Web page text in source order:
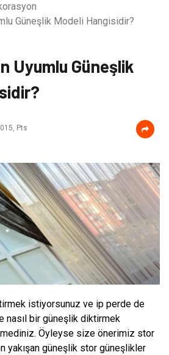
Güneşlik Modeli Hangisidir?
Uyumlu Güneşlik
Pts
istiyorsunuz ve ip perde de
nasıl bir güneşlik diktirmek
Öyleyse size önerimiz stor
yakışan güneşlik stor güneşlikler